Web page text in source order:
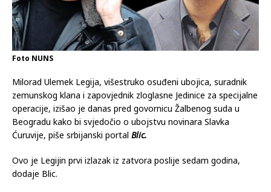
Foto NUNS
Milorad Ulemek Legija, višestruko osuđeni ubojica, suradnik
zemunskog klana i zapovjednik zloglasne Jedinice za specijalne
operacije, izišao je danas pred govornicu Žalbenog suda u
Beogradu kako bi svjedočio o ubojstvu novinara Slavka
Ćuruvije, piše srbijanski portal Blic.
Ovo je Legijin prvi izlazak iz zatvora poslije sedam godina,
dodaje Blic.